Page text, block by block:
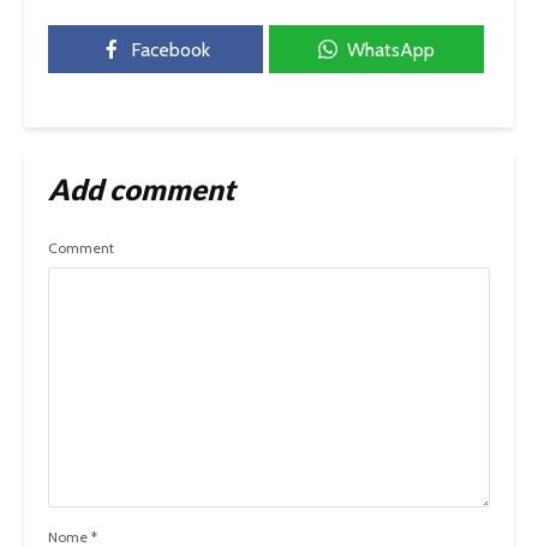
Facebook WhatsApp
Add comment
Comment
Nome *